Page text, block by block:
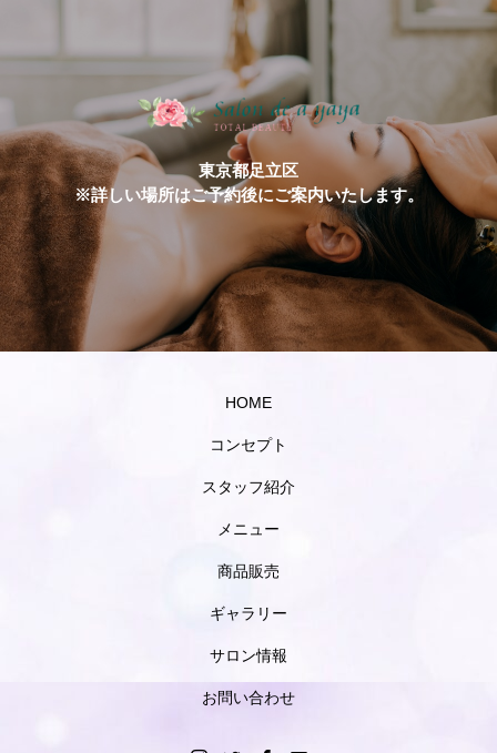
東京都足立区
※詳しい場所はご予約後にご案内いたします。
HOME
コンセプト
スタッフ紹介
メニュー
商品販売
ギャラリー
サロン情報
お問い合わせ